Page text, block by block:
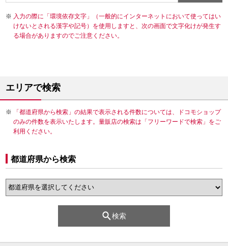
入力の際に「環境依存文字」（一般的にインターネットにおいて使ってはい
けないとされる漢字や記号）を使用しますと、次の画面で文字化けが発生す
る場合がありますのでご注意ください。
エリアで検索
「都道府県から検索」の結果で表示される件数については、ドコモショップ
のみの件数を表示いたします。量販店の検索は「フリーワードで検索」をご
利用ください。
都道府県から検索
検索